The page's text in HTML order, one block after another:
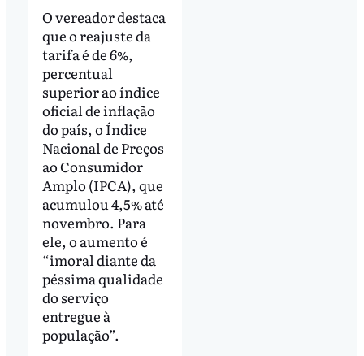
O vereador destaca
que o reajuste da
tarifa é de 6%,
percentual
superior ao índice
oficial de inflação
do país, o Índice
Nacional de Preços
ao Consumidor
Amplo (IPCA), que
acumulou 4,5% até
novembro. Para
ele, o aumento é
“imoral diante da
péssima qualidade
do serviço
entregue à
população”.